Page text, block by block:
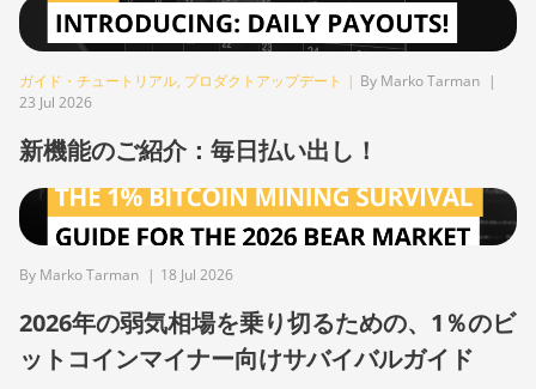
BITMAIN Antminer S19 Hydro
(158Th)
BITMAIN Antminer S19 XP Hyd
BITMAIN Antminer S19j (100TH)
BITMAIN Antminer S19j (90Th)
BITMAIN Antminer S19j Pro
(96Th)
BITMAIN Antminer S19j XP
(151TH)
ガイド・チュートリアル, プロダクトアップデート | By Marko Tarman |
23 Jul 2026
新機能のご紹介：毎日払い出し！
By Marko Tarman | 18 Jul 2026
2026年の弱気相場を乗り切るための、1％のビ
ットコインマイナー向けサバイバルガイド